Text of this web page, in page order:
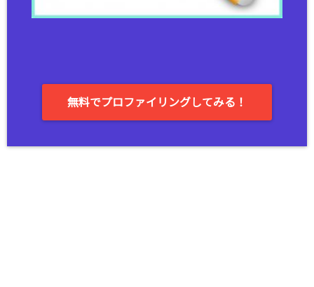
無料でプロファイリングしてみる！